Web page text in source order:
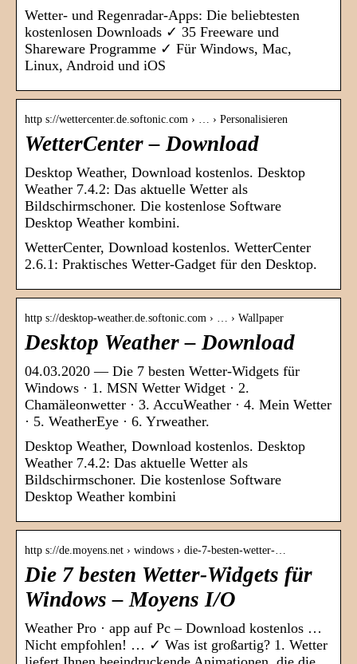
Wetter- und Regenradar-Apps: Die beliebtesten
kostenlosen Downloads ✓ 35 Freeware und
Shareware Programme ✓ Für Windows, Mac,
Linux, Android und iOS
http s://wettercenter.de.softonic.com › … › Personalisieren
WetterCenter – Download
Desktop Weather, Download kostenlos. Desktop
Weather 7.4.2: Das aktuelle Wetter als
Bildschirmschoner. Die kostenlose Software
Desktop Weather kombini.
WetterCenter, Download kostenlos. WetterCenter
2.6.1: Praktisches Wetter-Gadget für den Desktop.
http s://desktop-weather.de.softonic.com › … › Wallpaper
Desktop Weather – Download
04.03.2020 — Die 7 besten Wetter-Widgets für
Windows · 1. MSN Wetter Widget · 2.
Chamäleonwetter · 3. AccuWeather · 4. Mein Wetter
· 5. WeatherEye · 6. Yrweather.
Desktop Weather, Download kostenlos. Desktop
Weather 7.4.2: Das aktuelle Wetter als
Bildschirmschoner. Die kostenlose Software
Desktop Weather kombini
http s://de.moyens.net › windows › die-7-besten-wetter-…
Die 7 besten Wetter-Widgets für
Windows – Moyens I/O
Weather Pro · app auf Pc – Download kostenlos …
Nicht empfohlen! … ✓ Was ist großartig? 1. Wetter